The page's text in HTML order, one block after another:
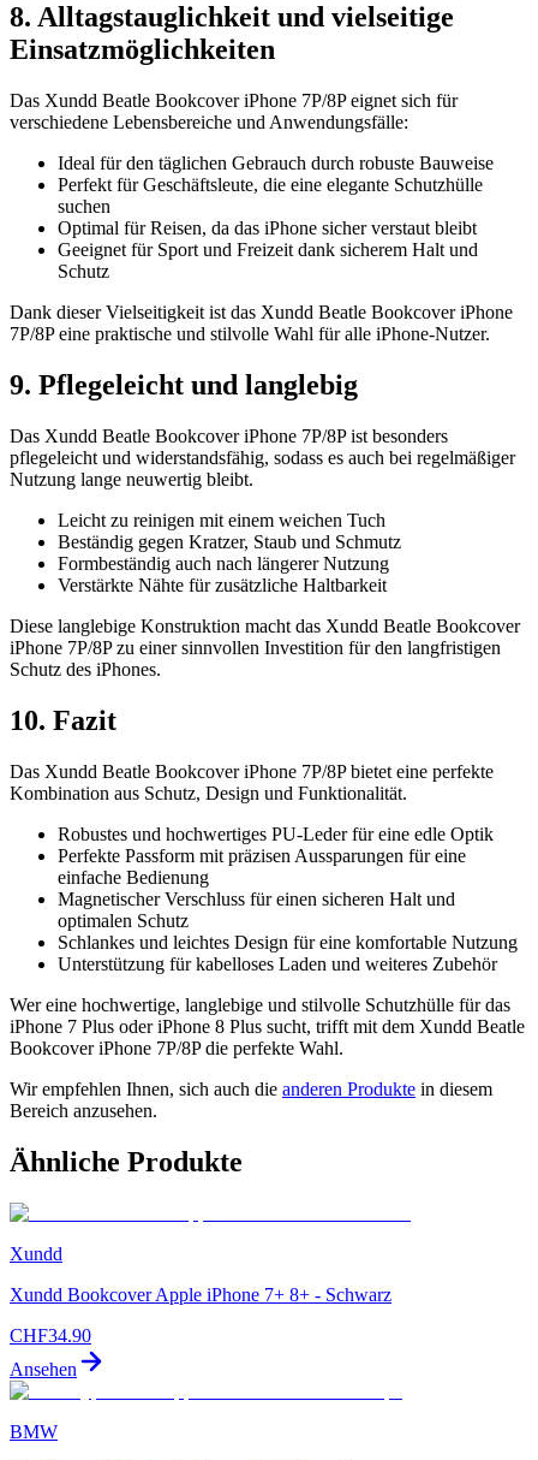
8. Alltagstauglichkeit und vielseitige
Einsatzmöglichkeiten
Das Xundd Beatle Bookcover iPhone 7P/8P eignet sich für
verschiedene Lebensbereiche und Anwendungsfälle:
Ideal für den täglichen Gebrauch durch robuste Bauweise
Perfekt für Geschäftsleute, die eine elegante Schutzhülle
suchen
Optimal für Reisen, da das iPhone sicher verstaut bleibt
Geeignet für Sport und Freizeit dank sicherem Halt und
Schutz
Dank dieser Vielseitigkeit ist das Xundd Beatle Bookcover iPhone
7P/8P eine praktische und stilvolle Wahl für alle iPhone-Nutzer.
9. Pflegeleicht und langlebig
Das Xundd Beatle Bookcover iPhone 7P/8P ist besonders
pflegeleicht und widerstandsfähig, sodass es auch bei regelmäßiger
Nutzung lange neuwertig bleibt.
Leicht zu reinigen mit einem weichen Tuch
Beständig gegen Kratzer, Staub und Schmutz
Formbeständig auch nach längerer Nutzung
Verstärkte Nähte für zusätzliche Haltbarkeit
Diese langlebige Konstruktion macht das Xundd Beatle Bookcover
iPhone 7P/8P zu einer sinnvollen Investition für den langfristigen
Schutz des iPhones.
10. Fazit
Das Xundd Beatle Bookcover iPhone 7P/8P bietet eine perfekte
Kombination aus Schutz, Design und Funktionalität.
Robustes und hochwertiges PU-Leder für eine edle Optik
Perfekte Passform mit präzisen Aussparungen für eine
einfache Bedienung
Magnetischer Verschluss für einen sicheren Halt und
optimalen Schutz
Schlankes und leichtes Design für eine komfortable Nutzung
Unterstützung für kabelloses Laden und weiteres Zubehör
Wer eine hochwertige, langlebige und stilvolle Schutzhülle für das
iPhone 7 Plus oder iPhone 8 Plus sucht, trifft mit dem Xundd Beatle
Bookcover iPhone 7P/8P die perfekte Wahl.
Wir empfehlen Ihnen, sich auch die anderen Produkte in diesem
Bereich anzusehen.
Ähnliche Produkte
Xundd
Xundd Bookcover Apple iPhone 7+ 8+ - Schwarz
CHF34.90
Ansehen
BMW